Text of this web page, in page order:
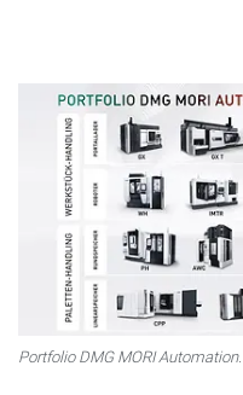
Portfolio DMG MORI Automation.